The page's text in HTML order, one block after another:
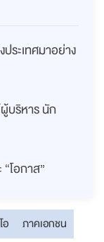
ระเทศมาอย่าง
บริหาร นัก
โอกาส”
อ
ภาคเอกชน